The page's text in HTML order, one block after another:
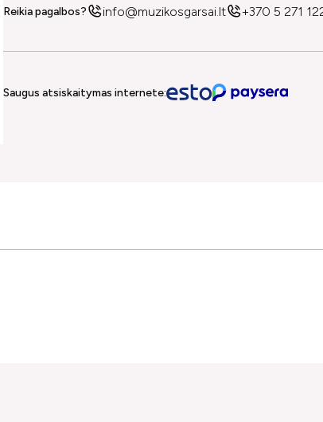
Reikia pagalbos? info@muzikosgarsai.lt +370 5 271
Saugus atsiskaitymas internete: